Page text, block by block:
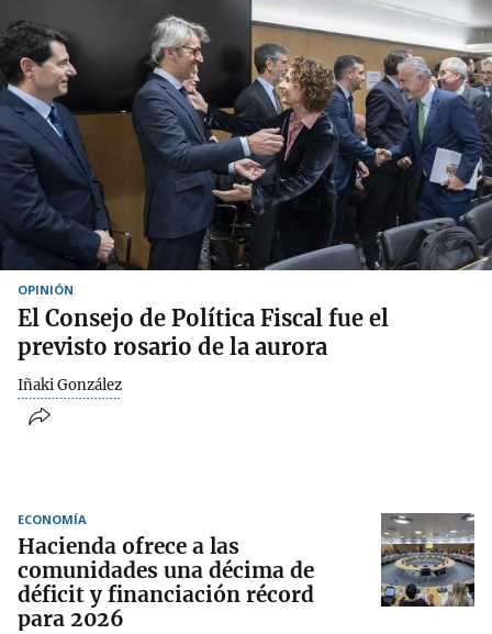
OPINIÓN
El Consejo de Política Fiscal fue el
previsto rosario de la aurora
Iñaki González
ECONOMÍA
Hacienda ofrece a las
comunidades una décima de
déficit y financiación récord
para 2026